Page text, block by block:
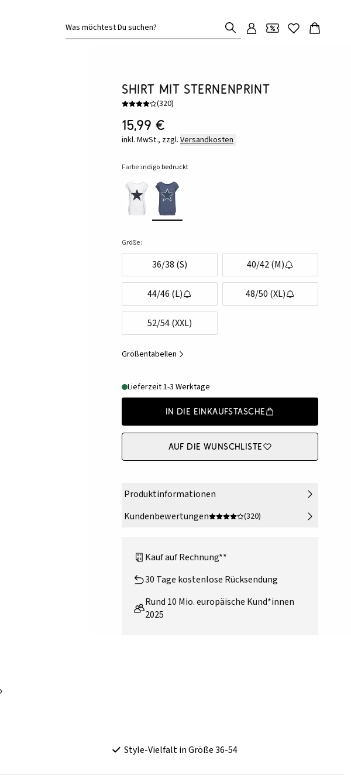
Was möchtest Du suchen?
Shirt mit Sternenprint
(320)
15,99 €
inkl. MwSt., zzgl. Versandkosten
Farbe:indigo bedruckt
Größe:
36/38 (S) 40/42 (M)
44/46 (L) 48/50 (XL)
52/54 (XXL)
Größentabellen
Lieferzeit 1-3 Werktage
In die Einkaufstasche
Auf die Wunschliste
Produktinformationen
Kundenbewertungen
(320)
Kauf auf Rechnung**
30 Tage kostenlose Rücksendung
Rund 10 Mio. europäische Kund*innen
2025
Style-Vielfalt in Größe 36-54